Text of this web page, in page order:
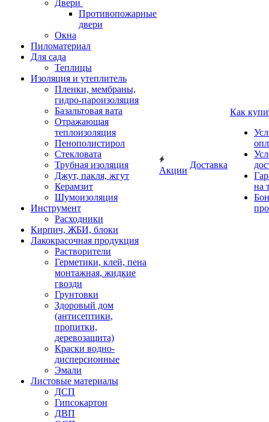
Двери
Противопожарные
двери
Окна
Пиломатериал
Для сада
Теплицы
Изоляция и утеплитель
Пленки, мембраны,
гидро-пароизоляция
Базальтовая вата
Отражающая
теплоизоляция
Пенополистирол
Стекловата
Трубная изоляция
Джут, пакля, жгут
Керамзит
Шумоизоляция
Инструмент
Расходники
Кирпич, ЖБИ, блоки
Лакокрасочная продукция
Растворители
Герметики, клей, пена
монтажная, жидкие
гвозди
Грунтовки
Здоровый дом
(антисептики,
пропитки,
деревозащита)
Краски водно-
дисперсионные
Эмали
Листовые материалы
ДСП
Гипсокартон
ДВП
Акции
Доставка
Как
на